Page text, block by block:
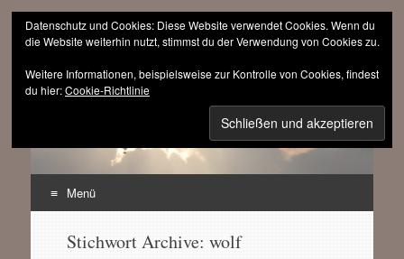
sinnfrei.ch
Menü
Stichwort Archive: wolf
Datenschutz und Cookies: Diese Website verwendet Cookies. Wenn du
die Website weiterhin nutzt, stimmst du der Verwendung von Cookies zu.
Weitere Informationen, beispielsweise zur Kontrolle von Cookies, findest
du hier:Cookie-Richtlinie